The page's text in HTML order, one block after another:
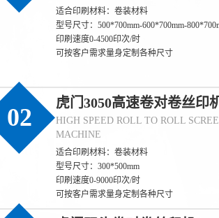
适合印刷材料：卷装材料
型号尺寸：500*700mm-600*700mm-
印刷速度0-4500印次/时
可按客户需求量身定制各种尺寸
02
虎门3050高速卷对卷丝印
HIGH SPEED ROLL TO ROLL
MACHINE
适合印刷材料：卷装材料
型号尺寸：300*500mm
印刷速度0-9000印次/时
可按客户需求量身定制各种尺寸